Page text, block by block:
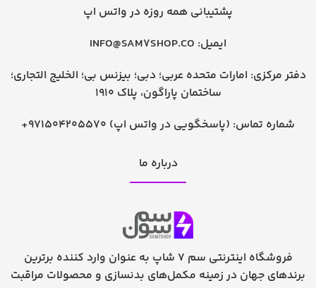
پشتیبانی همه روزه در واتس اپ
ایمیل: INFO@SAM7SHOP.CO
دفتر مرکزی: امارات متحده عربی؛ دبی؛ بیزنس بی؛ الخلیج التجاری؛
ساختمان پاراگون، پلاک 1910
شماره تماس: +971504205570 (پاسخگویی در واتس اپ)
درباره ما
فروشگاه اینترنتی سم 7 شاپ به عنوان وارد کننده برترین
برندهای جهان در زمینه مکمل‌های بدنسازی و محصولات مراقبت